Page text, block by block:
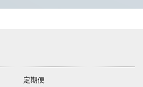
定期便